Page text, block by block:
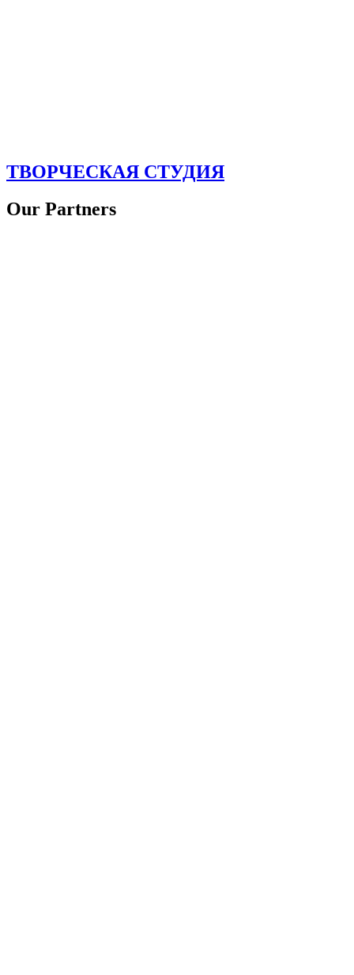
ТВОРЧЕСКАЯ СТУДИЯ
Our Partners